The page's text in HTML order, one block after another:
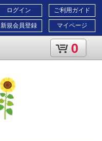
ご利用ガイド
マイページ
ログイン
新規会員登録
0